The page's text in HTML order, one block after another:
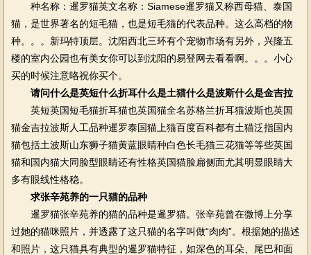
种名称：暹罗猫英文名称：Siamese暹罗猫又称西母猫、泰国
猫，是世界著名的短毛猫，也是短毛猫的代表品种。这么高档的物
种。。。新玛特顶层。沈阳西北三环有个宠物市场有另外，兴隆五
楼的室内公园也有美女你可以到沈阳的易登网去看看啊。。。小心
买的时候注意咯祝你买个。
请问什么是英短什么折耳什么是土猫什么是波斯什么是金吉拉
英短英国短毛猫折耳猫也英国猫全名苏格兰折耳猫波斯也英国
猫金吉拉波斯人工品种暹罗泰国猫上猫百度百科都有土猫泛指国内
猫包括土波斯山东狮子猫黄蓝眼睛种白色长毛猫三花猫等等些英国
猫和国内猫大同脸型眼睛还有性格英国猫脸扁侧面尤其明显眼睛大
多有眼线性格稳。
求张辛苑养的一只猫的品种
暹罗猫张辛苑养的猫的品种是暹罗猫。张辛苑曾在微博上分享
过她的猫咪照片，并透露了这只猫的名字叫做“肉肉”。根据她的描述
和照片，这只猫具有典型的暹罗猫特征，如深色的耳朵、尾巴和面